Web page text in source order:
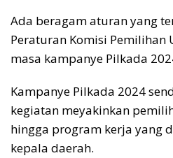
Ada beragam aturan yang
Peraturan Komisi Pemilihan
masa kampanye Pilkada
Kampanye Pilkada 2024
kegiatan meyakinkan
hingga program kerja yang
kepala daerah.